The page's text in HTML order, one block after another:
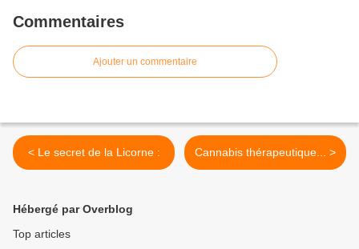
Commentaires
Ajouter un commentaire
< Le secret de la Licorne : Cannabis thérapeutique... >
Hébergé par Overblog
Top articles